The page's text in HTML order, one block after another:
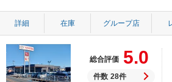
詳細 在庫 グループ店
総合評価 5.0
件数 28件